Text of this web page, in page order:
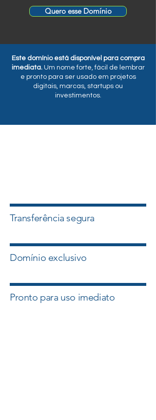
Quero esse Domínio
Este domínio está disponível para compra
imediata. Um nome forte, fácil de lembrar
e pronto para ser usado em projetos
digitais, marcas, startups ou
investimentos.
Transferência segura
Domínio exclusivo
Pronto para uso imediato